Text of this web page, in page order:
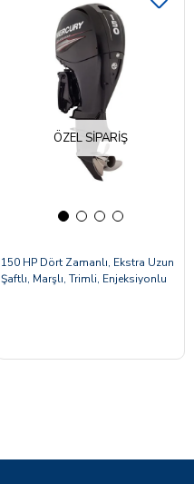
ÖZEL SIPARIŞ
150 HP Dört Zamanlı, Ekstra Uzun
Şaftlı, Marşlı, Trimli, Enjeksiyonlu